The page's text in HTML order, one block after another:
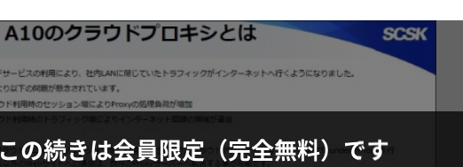
この続きは会員限定（完全無料）です